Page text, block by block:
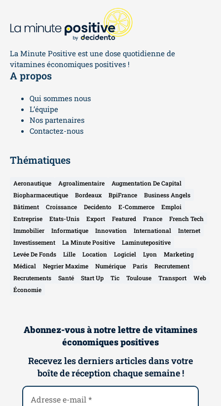
La Minute Positive est une dose quotidienne de
vitamines économiques positives !
A propos
Qui sommes nous
L’équipe
Nos partenaires
Contactez-nous
Thématiques
Aeronautique Agroalimentaire
Augmentation De Capital
Biopharmaceutique
Bordeaux BpiFrance
Business Angels
Bâtiment
Croissance Decidento E-Commerce
Emploi
Entreprise
Etats-Unis Export Featured France
French Tech
Immobilier
Informatique Innovation International
Internet
Investissement
La Minute Positive
Laminutepositive
Levée De Fonds
Lille Location Logiciel Lyon
Marketing
Médical
Negrier Maxime Numérique Paris
Recrutement
Recrutements
Santé Start Up Tic Toulouse Transport
Web
Économie
Abonnez-vous à notre lettre de vitamines
économiques positives
Recevez les derniers articles dans votre
boîte de réception chaque semaine !